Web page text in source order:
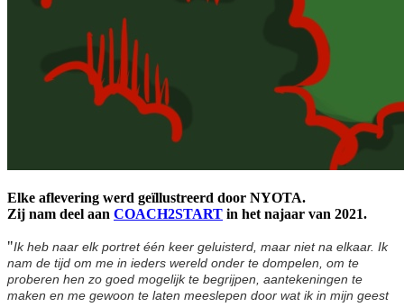
Elke aflevering werd geïllustreerd door NYOTA.
Zij nam deel aan COACH2START in het najaar van 2021.
"Ik heb naar elk portret één keer geluisterd, maar niet na elkaar. Ik
nam de tijd om me in ieders wereld onder te dompelen, om te
proberen hen zo goed mogelijk te begrijpen, aantekeningen te
maken en me gewoon te laten meeslepen door wat ik in mijn geest